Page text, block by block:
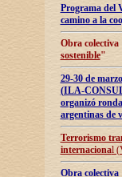
Programa del
camino a la
Obra
sostenible"
29-30 de
(ILA-
organizó
argentinas de
Terrorismo
internacional
Obra colectiva